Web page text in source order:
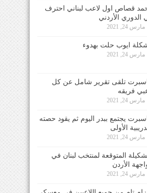
قصاص اول لاعب لبناني احترف
الدوري الأردني
مارس 24, 2021
ايوب حلت بهدوء
مارس 24, 2021
تلقى تقرير شامل عن كل
فريقه
مارس 24, 2021
يجتمع ببدر اليوم ثم يقود حصته
الأولى
مارس 24, 2021
المتوقعة لمنتخب لبنان في
الأردن
مارس 24, 2021